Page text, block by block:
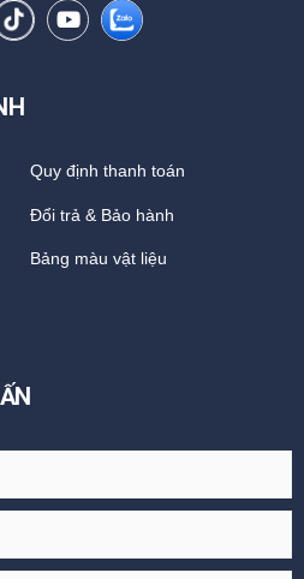
Quy định thanh toán
Đổi trả & Bảo hành
Bảng màu vật liệu